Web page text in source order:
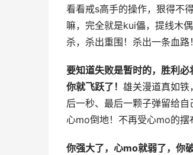
看看戒s高手的操作，狠得不
嘛，完全就是kui儡，提线木
杀，杀出重围！杀出一条血路
要知道失败是暂时的，胜利必
你就飞跃了！ 雄关漫道真如
后一秒、最后一颗子弹留给
心mo倒地！不再受心mo的摆
你强大了，心mo就弱了，你